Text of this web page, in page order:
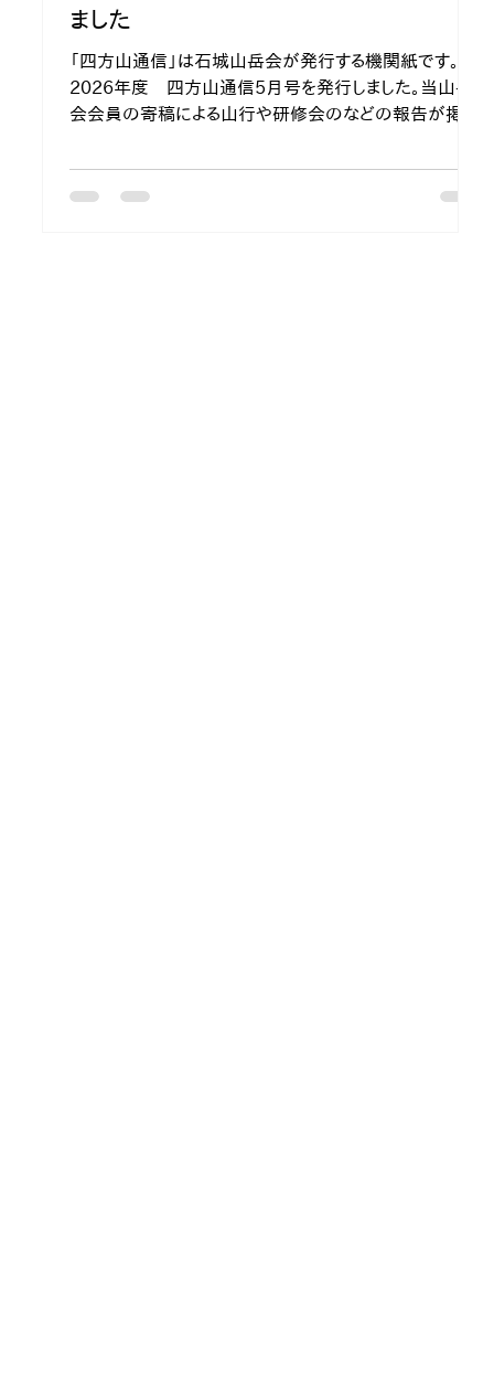
ました
「四方山通信」は石城山岳会が発行する機関紙です。
2026年度 四方山通信5月号を発行しました。当山岳
会会員の寄稿による山行や研修会のなどの報告が掲載
す。